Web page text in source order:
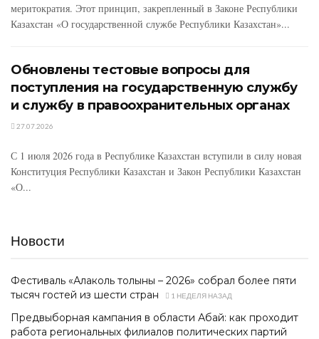
меритократия. Этот принцип, закрепленный в Законе Республики
Казахстан «О государственной службе Республики Казахстан»...
Обновлены тестовые вопросы для
поступления на государственную службу
и службу в правоохранительных органах
27.07.2026
С 1 июля 2026 года в Республике Казахстан вступили в силу новая
Конституция Республики Казахстан и Закон Республики Казахстан
«О...
Новости
Фестиваль «Алаколь толқыны – 2026» собрал более пяти
тысяч гостей из шести стран
1 НЕДЕЛЯ НАЗАД
Предвыборная кампания в области Абай: как проходит
работа региональных филиалов политических партий